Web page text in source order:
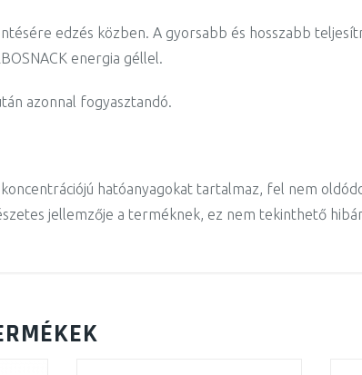
edzés közben. A gyorsabb és hosszabb
energia géllel.
azonnal fogyasztandó.
hatóanyagokat tartalmaz, fel nem
jellemzője a terméknek, ez nem tekinthető